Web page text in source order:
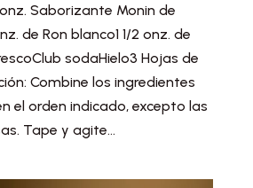
Saborizante Monin de
de Ron blanco1 1/2 onz. de
sodaHielo3 Hojas de
Combine los ingredientes
el orden indicado, excepto las
Tape y agite...